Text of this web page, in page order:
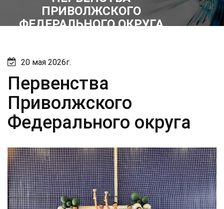
ПРИВОЛЖСКОГО
ФЕДЕРАЛЬНОГО ОКРУГА
20 мая 2026г.
Первенства
Приволжского
Федерального округа